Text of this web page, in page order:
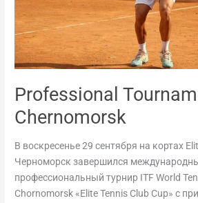
Professional
Chernomorsk
В воскресенье 29 сентября на кортах
Черноморск завершился
профессиональный турнир ITF World
Chornomorsk «Elite Tennis Club Cup» с